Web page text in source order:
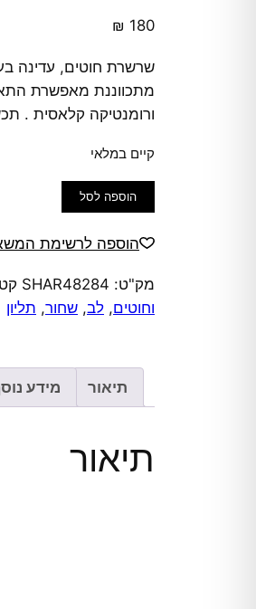
₪ 180
שרשרת חוטים, עדינה
מתכווננת מאפשרת
ורומנטיקה קלאסית .
קיים במלאי
כמות
של
שרשרת
לב
שחור
הוספה לסל
הוספה לרשימת
מק"ט: SHAR48284
וחוטים, לב, שחור, תליון
תיאור מידע
תיאור